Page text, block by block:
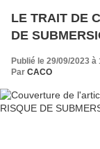
LE TRAIT DE
DE
Publié le 29/09/2023 à
Par CACO